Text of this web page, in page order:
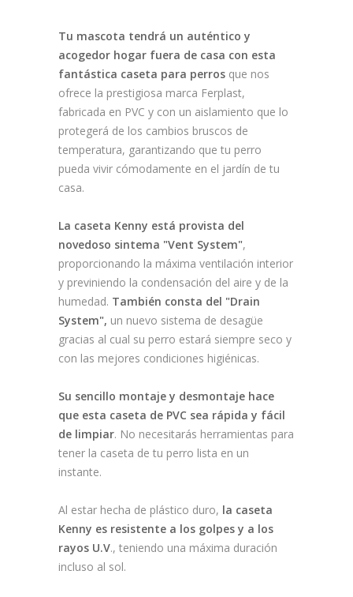
Tu mascota tendrá un auténtico y
acogedor hogar fuera de casa con esta
fantástica caseta para perros que nos
ofrece la prestigiosa marca Ferplast,
fabricada en PVC y con un aislamiento que lo
protegerá de los cambios bruscos de
temperatura, garantizando que tu perro
pueda vivir cómodamente en el jardín de tu
casa.
La caseta Kenny está provista del
novedoso sintema "Vent System",
proporcionando la máxima ventilación interior
y previniendo la condensación del aire y de la
humedad. También consta del "Drain
System", un nuevo sistema de desagüe
gracias al cual su perro estará siempre seco y
con las mejores condiciones higiénicas.
Su sencillo montaje y desmontaje hace
que esta caseta de PVC sea rápida y fácil
de limpiar. No necesitarás herramientas para
tener la caseta de tu perro lista en un
instante.
Al estar hecha de plástico duro, la caseta
Kenny es resistente a los golpes y a los
rayos U.V., teniendo una máxima duración
incluso al sol.